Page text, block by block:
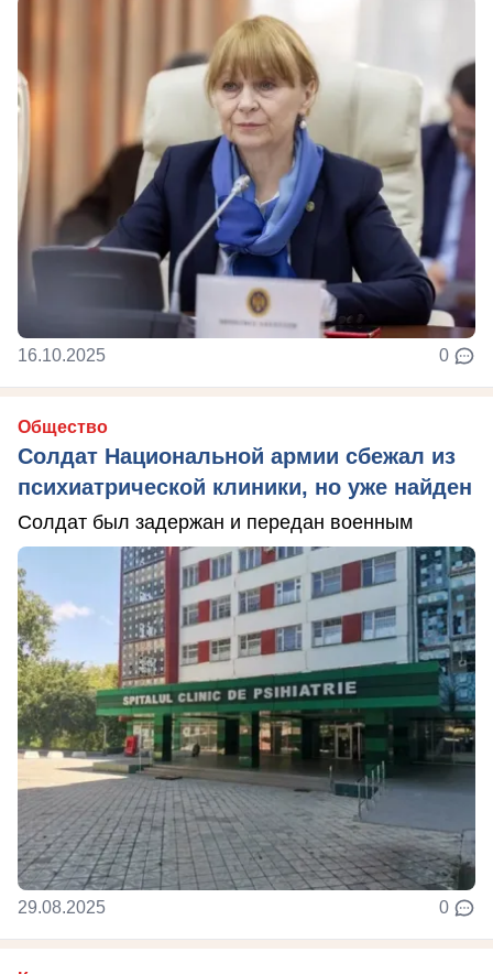
16.10.2025 0
Общество
Солдат Национальной армии сбежал из
психиатрической клиники, но уже найден
Солдат был задержан и передан военным
29.08.2025 0